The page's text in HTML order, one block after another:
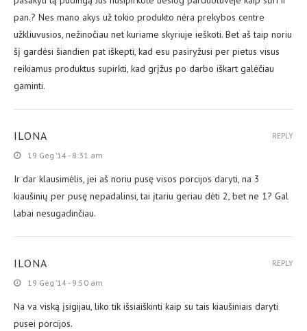
pan.? Nes mano akys už tokio produkto nėra prekybos centre
užkliuvusios, nežinočiau net kuriame skyriuje ieškoti. Bet aš taip noriu
šį gardėsi šiandien pat iškepti, kad esu pasiryžusi per pietus visus
reikiamus produktus supirkti, kad grįžus po darbo iškart galėčiau
gaminti.
ILONA
19 Geg ’14 - 8:31 am
Ir dar klausimėlis, jei aš noriu pusę visos porcijos daryti, na 3
kiaušinių per pusę nepadalinsi, tai įtariu geriau dėti 2, bet ne 1? Gal
labai nesugadinčiau.
REPLY
ILONA
19 Geg ’14 - 9:50 am
Na va viską įsigijau, liko tik išsiaiškinti kaip su tais kiaušiniais daryti
pusei porcijos.
REPLY